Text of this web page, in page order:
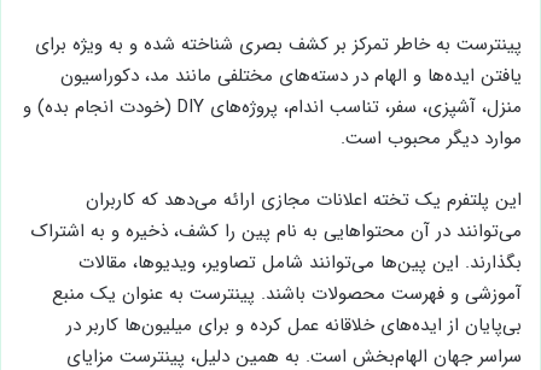
پینترست به خاطر تمرکز بر کشف بصری شناخته شده و به ویژه برای
یافتن ایده‌ها و الهام در دسته‌های مختلفی مانند مد، دکوراسیون
منزل، آشپزی، سفر، تناسب اندام، پروژه‌های DIY (خودت انجام بده) و
موارد دیگر محبوب است.
این پلتفرم یک تخته اعلانات مجازی ارائه می‌دهد که کاربران
می‌توانند در آن محتواهایی به نام پین را کشف، ذخیره و به اشتراک
بگذارند. این پین‌ها می‌توانند شامل تصاویر، ویدیوها، مقالات
آموزشی و فهرست محصولات باشند. پینترست به عنوان یک منبع
بی‌پایان از ایده‌های خلاقانه عمل کرده و برای میلیون‌ها کاربر در
سراسر جهان الهام‌بخش است. به همین دلیل، پینترست مزایای